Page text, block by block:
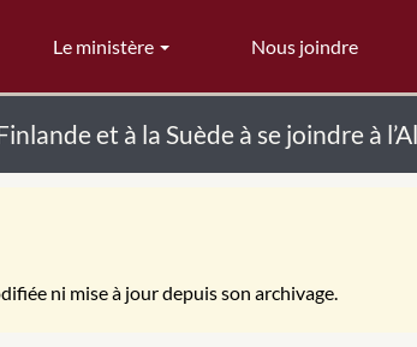
Le ministère Nous joindre
et à la Suède à se joindre à
ni mise à jour depuis son archivage.